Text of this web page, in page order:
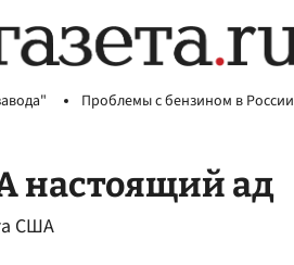
Проблемы с бензином в России
настоящий ад
США